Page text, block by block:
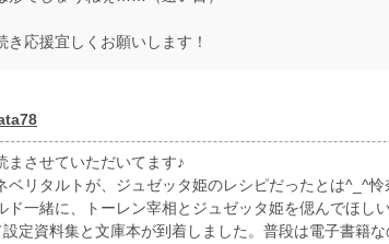
き応援宜しくお願いします！
まさせていただいてます♪
ベリタルトが、ジュゼッタ姫のレシピだったとは^_^
ド一緒に、トーレン宰相とジュゼッタ姫を偲んでほしい
定資料集と文庫本が到着しました。普段は電子書籍